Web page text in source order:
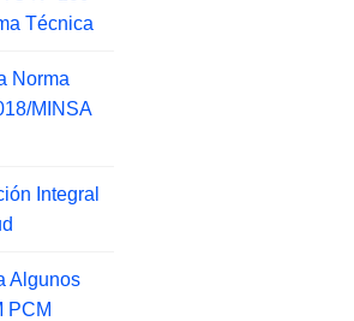
Técnica
Norma
MINSA
Integral
Algunos
PCM